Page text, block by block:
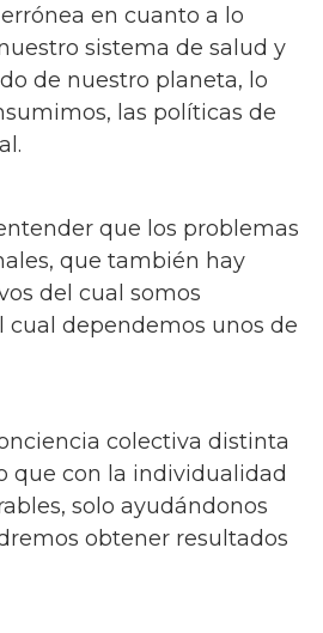
en cuanto a lo
sistema de salud y
de nuestro planeta, lo
las políticas de
que los problemas
que también hay
del cual somos
cual dependemos unos de
colectiva distinta
que con la individualidad
solo ayudándonos
obtener resultados